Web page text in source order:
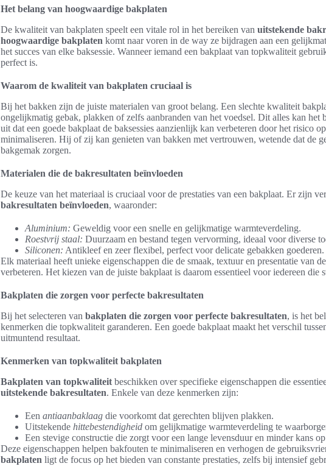
Het belang van hoogwaardige bakplaten
De kwaliteit van bakplaten speelt een vitale rol in het bereiken van uitstekende
hoogwaardige bakplaten komt naar voren in de way ze bijdragen aan een
het succes van elke baksessie. Wanneer iemand een bakplaat van topkwaliteit
perfect is.
Waarom de kwaliteit van bakplaten cruciaal is
Bij het bakken zijn de juiste materialen van groot belang. Een slechte kwaliteit
ongelijkmatig gebak, plakken of zelfs aanbranden van het voedsel. Dit alles kan het
uit dat een goede bakplaat de baksessies aanzienlijk kan verbeteren door het risico
minimaliseren. Hij of zij kan genieten van bakken met vertrouwen, wetende dat de
bakgemak zorgen.
Materialen die de bakresultaten beïnvloeden
De keuze van het materiaal is cruciaal voor de prestaties van een bakplaat. Er zijn
bakresultaten beïnvloeden, waaronder:
Aluminium: Geweldig voor een snelle en gelijkmatige warmteverdeling.
Roestvrij staal: Duurzaam en bestand tegen vervorming, ideaal voor diverse
Siliconen: Antikleef en zeer flexibel, perfect voor delicate gebakken goederen.
Elk materiaal heeft unieke eigenschappen die de smaak, textuur en presentatie van
verbeteren. Het kiezen van de juiste bakplaat is daarom essentieel voor iedereen die
Bakplaten die zorgen voor perfecte bakresultaten
Bij het selecteren van bakplaten die zorgen voor perfecte bakresultaten, is het
kenmerken die topkwaliteit garanderen. Een goede bakplaat maakt het verschil
uitmuntend resultaat.
Kenmerken van topkwaliteit bakplaten
Bakplaten van topkwaliteit beschikken over specifieke eigenschappen die
uitstekende bakresultaten. Enkele van deze kenmerken zijn:
Een antiaanbaklaag die voorkomt dat gerechten blijven plakken.
Uitstekende hittebestendigheid om gelijkmatige warmteverdeling te
Een stevige constructie die zorgt voor een lange levensduur en minder kans
Deze eigenschappen helpen bakfouten te minimaliseren en verhogen de
bakplaten ligt de focus op het bieden van constante prestaties, zelfs bij intensief